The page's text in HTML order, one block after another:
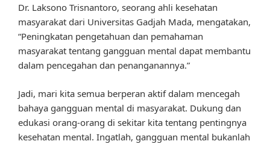
Dr. Laksono Trisnantoro, seorang ahli kesehatan
masyarakat dari Universitas Gadjah Mada, mengatakan,
“Peningkatan pengetahuan dan pemahaman
masyarakat tentang gangguan mental dapat membantu
dalam pencegahan dan penanganannya.”
Jadi, mari kita semua berperan aktif dalam mencegah
bahaya gangguan mental di masyarakat. Dukung dan
edukasi orang-orang di sekitar kita tentang pentingnya
kesehatan mental. Ingatlah, gangguan mental bukanlah